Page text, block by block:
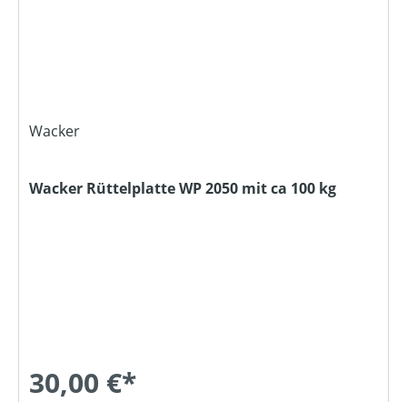
Wacker
Wacker Rüttelplatte WP 2050 mit ca 100 kg
30,00 €*